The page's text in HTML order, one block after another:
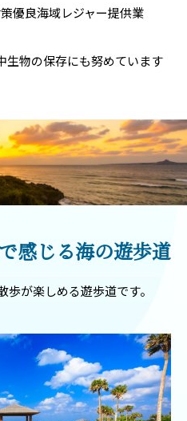
優良海域レジャー提供業
生物の保存にも努めています
感じる海の遊歩道
が楽しめる遊歩道です。